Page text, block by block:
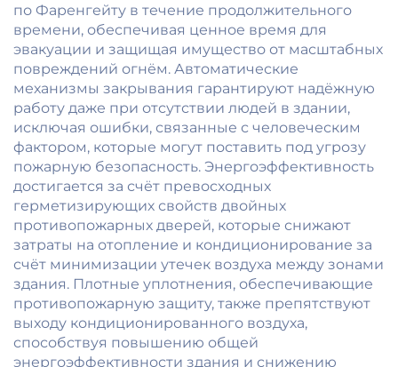
по Фаренгейту в течение продолжительного
времени, обеспечивая ценное время для
эвакуации и защищая имущество от масштабных
повреждений огнём. Автоматические
механизмы закрывания гарантируют надёжную
работу даже при отсутствии людей в здании,
исключая ошибки, связанные с человеческим
фактором, которые могут поставить под угрозу
пожарную безопасность. Энергоэффективность
достигается за счёт превосходных
герметизирующих свойств двойных
противопожарных дверей, которые снижают
затраты на отопление и кондиционирование за
счёт минимизации утечек воздуха между зонами
здания. Плотные уплотнения, обеспечивающие
противопожарную защиту, также препятствуют
выходу кондиционированного воздуха,
способствуя повышению общей
энергоэффективности здания и снижению